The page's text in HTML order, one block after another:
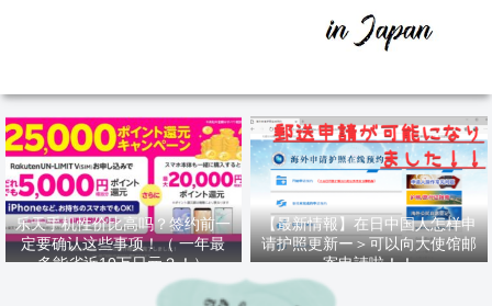
乐天手机性价比高吗？签约前一
定要确认这些事项！（ 一年最
多能省近10万日元？！）
【最新情報】在日中国人怎样申
请护照更新ー＞可以向大使馆邮
寄申請啦！！